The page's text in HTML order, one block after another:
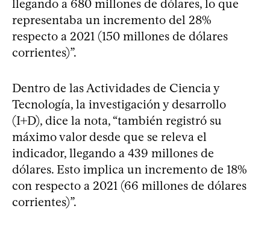
llegando a 680 millones de dólares, lo que
representaba un incremento del 28%
respecto a 2021 (150 millones de dólares
corrientes)”.
Dentro de las Actividades de Ciencia y
Tecnología, la investigación y desarrollo
(I+D), dice la nota, “también registró su
máximo valor desde que se releva el
indicador, llegando a 439 millones de
dólares. Esto implica un incremento de 18%
con respecto a 2021 (66 millones de dólares
corrientes)”.